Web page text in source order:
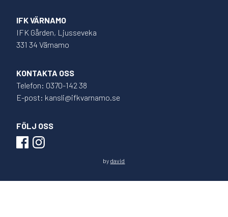
IFK VÄRNAMO
IFK Gården, Ljusseveka
331 34 Värnamo
KONTAKTA OSS
Telefon: 0370-142 38
E-post: kansli@ifkvarnamo.se
FÖLJ OSS
by david